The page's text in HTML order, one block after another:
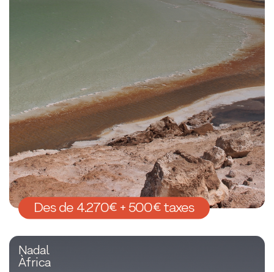
Des de 4.270€ + 500€ taxes
Nadal
Àfrica